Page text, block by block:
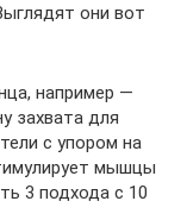
они вот
например —
захвата для
с упором на
мышцы
3 подхода с 10